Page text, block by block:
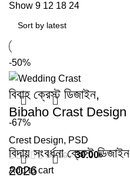
Show 9 12 18 24
-50%
বিবাহ ক্রেস্ট ডিজাইন,
Bibaho Crast Design
Crest Design, PSD
60.00৳ 30.00৳
Add to cart
-67%
বিদায় সংবর্ধনা ক্রেস্ট ডিজাইন
2026